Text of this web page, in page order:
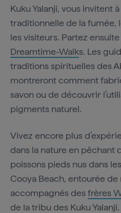
Kuku Yalanji, vous invitent
traditionnelle de la fumée,
les visiteurs. Partez
Dreamtime-Walks. Les
traditions spirituelles des
montreront comment
savon ou de découvrir
pigments naturel.
Vivez encore plus
dans la nature en pêchant
poissons pieds nus dans
Cooya Beach, entourée de
accompagnés desfrères
de la tribu des Kuku